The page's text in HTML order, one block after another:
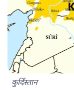
कुर्दिस्तान